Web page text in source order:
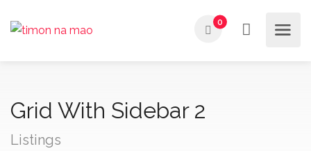
0
Grid With Sidebar 2
Listings